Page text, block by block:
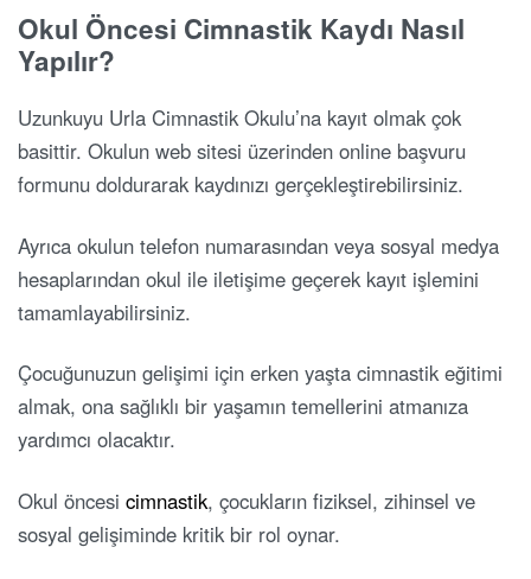
Okul Öncesi Cimnastik Kaydı Nasıl
Yapılır?
Uzunkuyu Urla Cimnastik Okulu’na kayıt olmak çok
basittir. Okulun web sitesi üzerinden online başvuru
formunu doldurarak kaydınızı gerçekleştirebilirsiniz.
Ayrıca okulun telefon numarasından veya sosyal medya
hesaplarından okul ile iletişime geçerek kayıt işlemini
tamamlayabilirsiniz.
Çocuğunuzun gelişimi için erken yaşta cimnastik eğitimi
almak, ona sağlıklı bir yaşamın temellerini atmanıza
yardımcı olacaktır.
Okul öncesi cimnastik, çocukların fiziksel, zihinsel ve
sosyal gelişiminde kritik bir rol oynar.